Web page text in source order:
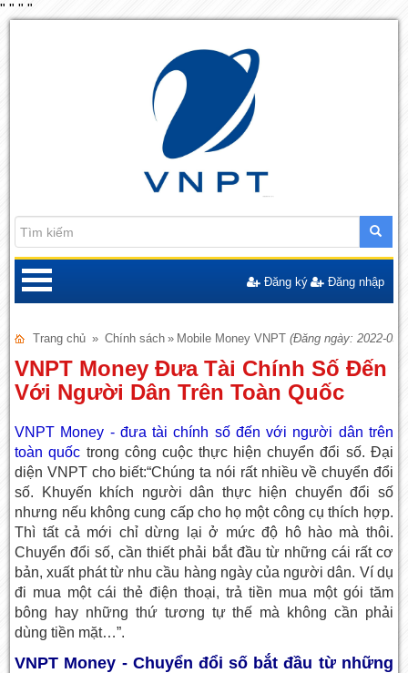
" " " "
Đăng ký Đăng nhập
Trang chủ » Chính sách » Mobile Money VNPT (Đăng ngày: 2022-03-
VNPT Money Đưa Tài Chính Số Đến
Với Người Dân Trên Toàn Quốc
VNPT Money - đưa tài chính số đến với người dân trên
toàn quốc trong công cuộc thực hiện chuyển đổi số. Đại
diện VNPT cho biết:“Chúng ta nói rất nhiều về chuyển đổi
số. Khuyến khích người dân thực hiện chuyển đổi số
nhưng nếu không cung cấp cho họ một công cụ thích hợp.
Thì tất cả mới chỉ dừng lại ở mức độ hô hào mà thôi.
Chuyển đổi số, cần thiết phải bắt đầu từ những cái rất cơ
bản, xuất phát từ nhu cầu hàng ngày của người dân. Ví dụ
đi mua một cái thẻ điện thoại, trả tiền mua một gói tăm
bông hay những thứ tương tự thế mà không cần phải
dùng tiền mặt…”.
VNPT Money - Chuyển đổi số bắt đầu từ những